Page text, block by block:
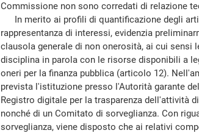
Commissione non sono corredati di relazione
In merito ai profili di quantificazione degli
rappresentanza di interessi, evidenzia
clausola generale di non onerosità, ai cui sensi
disciplina in parola con le risorse disponibili a
oneri per la finanza pubblica (articolo 12).
prevista l'istituzione presso l'Autorità garante
Registro digitale per la trasparenza dell'attività
nonché di un Comitato di sorveglianza. Con
sorveglianza, viene disposto che ai relativi